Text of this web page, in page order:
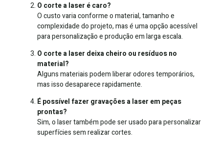
O corte a laser é caro?
O custo varia conforme o material, tamanho e
complexidade do projeto, mas é uma opção acessível
para personalização e produção em larga escala.
O corte a laser deixa cheiro ou resíduos no
material?
Alguns materiais podem liberar odores temporários,
mas isso desaparece rapidamente.
É possível fazer gravações a laser em peças
prontas?
Sim, o laser também pode ser usado para personalizar
superfícies sem realizar cortes.